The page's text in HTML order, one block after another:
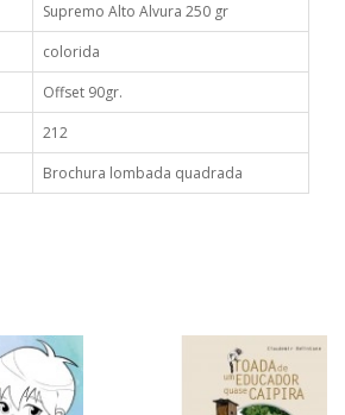
Supremo Alto Alvura 250 gr
colorida
Offset 90gr.
212
Brochura lombada quadrada